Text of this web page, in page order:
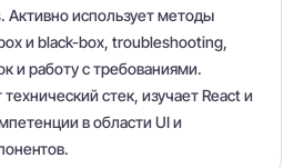
Активно использует методы
и black-box, troubleshooting,
и работу с требованиями.
стек, изучает React и
в области UI и